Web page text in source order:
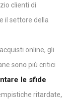
clienti di
il settore della
online, gli
sono più critici
le sfide
ritardate,